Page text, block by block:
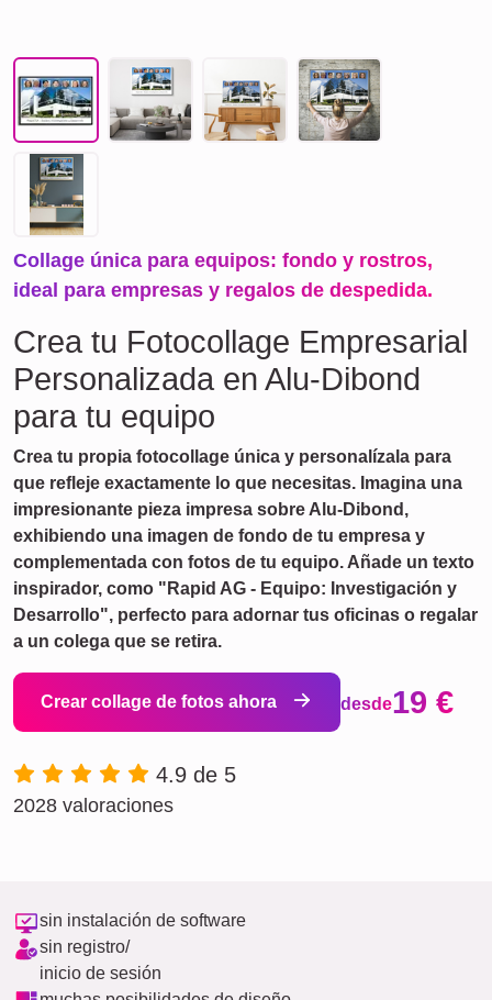
Collage única para equipos: fondo y rostros,
ideal para empresas y regalos de despedida.
Crea tu Fotocollage Empresarial
Personalizada en Alu-Dibond
para tu equipo
Crea tu propia fotocollage única y personalízala para
que refleje exactamente lo que necesitas. Imagina una
impresionante pieza impresa sobre Alu-Dibond,
exhibiendo una imagen de fondo de tu empresa y
complementada con fotos de tu equipo. Añade un texto
inspirador, como "Rapid AG - Equipo: Investigación y
Desarrollo", perfecto para adornar tus oficinas o regalar
a un colega que se retira.
Crear collage de fotos ahora desde19 €
4.9 de 5
2028 valoraciones
sin instalación de software
sin registro/
inicio de sesión